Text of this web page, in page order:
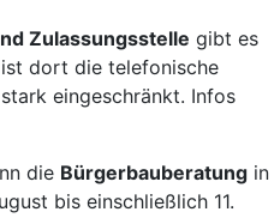
Zulassungsstelle gibt es
dort die telefonische
eingeschränkt. Infos
die Bürgerbauberatung in
bis einschließlich 11.